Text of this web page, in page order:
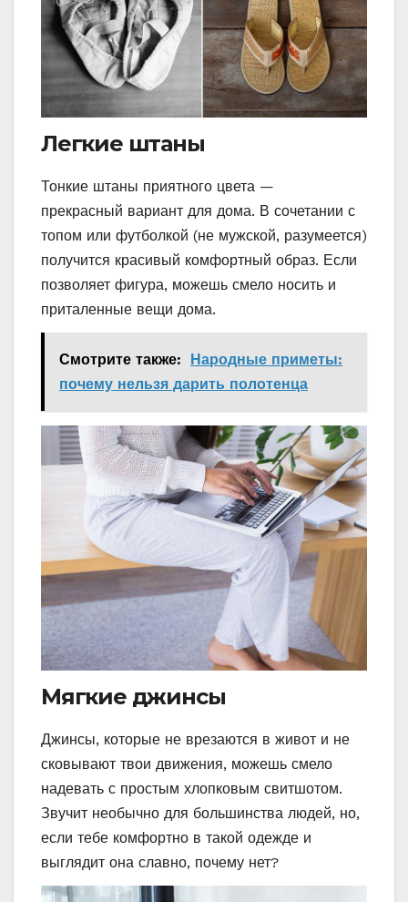
Легкие штаны
Тонкие штаны приятного цвета —
прекрасный вариант для дома. В сочетании с
топом или футболкой (не мужской, разумеется)
получится красивый комфортный образ. Если
позволяет фигура, можешь смело носить и
приталенные вещи дома.
Смотрите также:
Народные приметы:
почему нельзя дарить полотенца
Мягкие джинсы
Джинсы, которые не врезаются в живот и не
сковывают твои движения, можешь смело
надевать с простым хлопковым свитшотом.
Звучит необычно для большинства людей, но,
если тебе комфортно в такой одежде и
выглядит она славно, почему нет?